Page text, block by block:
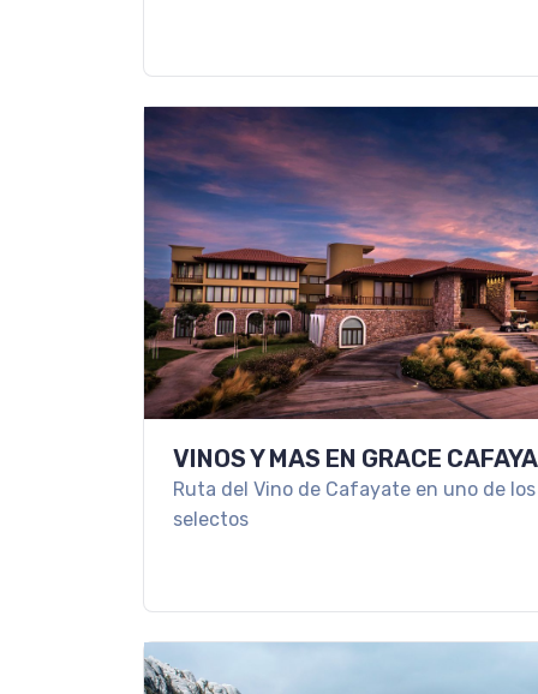
VINOS Y MAS EN GRACE
Ruta del Vino de Cafayate en uno de
selectos